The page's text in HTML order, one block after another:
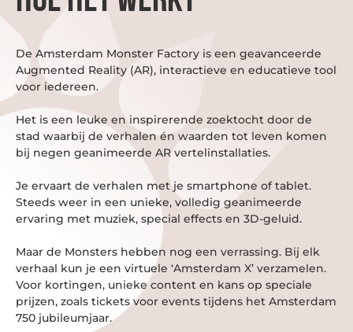
De Amsterdam Monster Factory is een geavanceerde
Augmented Reality (AR), interactieve en educatieve tool
voor iedereen.
Het is een leuke en inspirerende zoektocht door de
stad waarbij de verhalen én waarden tot leven komen
bij negen geanimeerde AR vertelinstallaties.
Je ervaart de verhalen met je smartphone of tablet.
Steeds weer in een unieke, volledig geanimeerde
ervaring met muziek, special effects en 3D-geluid.
Maar de Monsters hebben nog een verrassing. Bij elk
verhaal kun je een virtuele ‘Amsterdam X’ verzamelen.
Voor kortingen, unieke content en kans op speciale
prijzen, zoals tickets voor events tijdens het Amsterdam
750 jubileumjaar.